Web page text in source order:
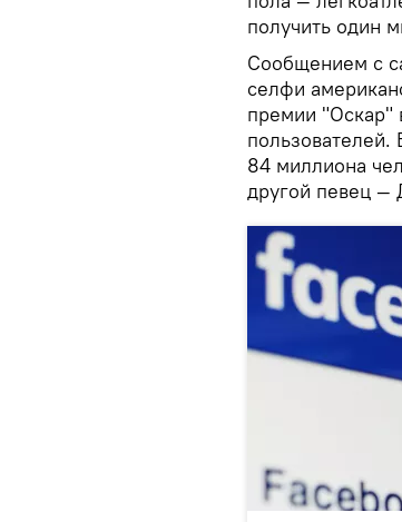
получить один
Сообщением с
селфи
премии "Оскар"
84 миллиона
другой певец —